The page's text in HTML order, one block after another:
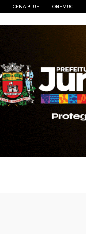
CENA BLUE ONEMUG